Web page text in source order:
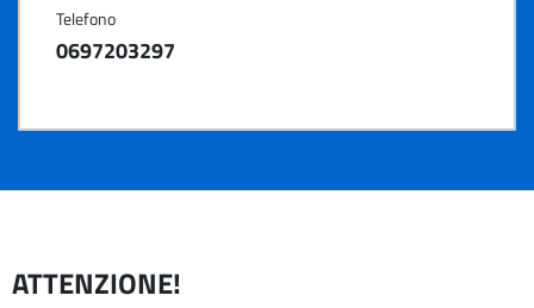
Telefono
0697203297
ATTENZIONE!